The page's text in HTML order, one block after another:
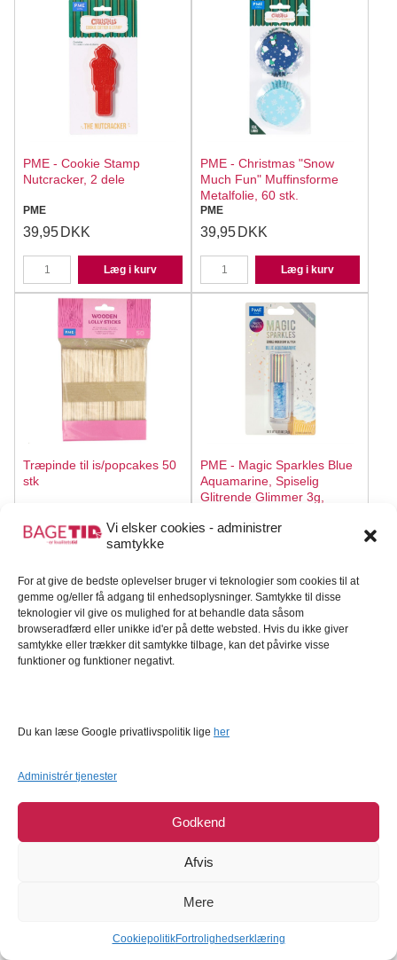
Vi elsker cookies - administrer
samtykke
For at give de bedste oplevelser bruger vi teknologier som cookies til at
gemme og/eller få adgang til enhedsoplysninger. Samtykke til disse
teknologier vil give os mulighed for at behandle data såsom
browseradfærd eller unikke id'er på dette websted. Hvis du ikke giver
samtykke eller trækker dit samtykke tilbage, kan det påvirke visse
funktioner og funktioner negativt.
Du kan læse Google privatlivspolitik lige her
Administrér tjenester
Godkend
Afvis
Mere
CookiepolitikFortrolighedserklæring
PME - Cookie Stamp
Nutcracker, 2 dele
PME
39,95 DKK
Læg i kurv
PME - Christmas "Snow
Much Fun" Muffinsforme
Metalfolie, 60 stk.
PME
39,95 DKK
Læg i kurv
Træpinde til is/popcakes 50
stk
19,95 DKK
PME - Magic Sparkles Blue
Aquamarine, Spiselig
Glitrende Glimmer 3g,
44,95 DKK
Bund, Ø13 x 7,5 cm